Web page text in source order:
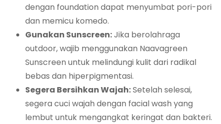
dengan foundation dapat menyumbat pori-pori
dan memicu komedo.
Gunakan Sunscreen:Jika berolahraga
outdoor, wajib menggunakan Naavagreen
Sunscreen untuk melindungi kulit dari radikal
bebas dan hiperpigmentasi.
Segera Bersihkan Wajah:Setelah selesai,
segera cuci wajah dengan facial wash yang
lembut untuk mengangkat keringat dan bakteri.